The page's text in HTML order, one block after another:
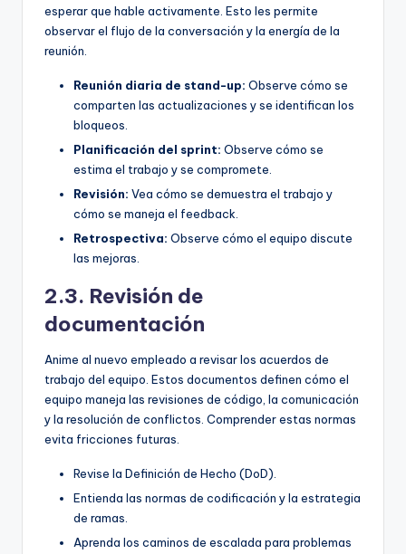
esperar que hable activamente. Esto les permite
observar el flujo de la conversación y la energía de la
reunión.
Reunión diaria de stand-up: Observe cómo se
comparten las actualizaciones y se identifican los
bloqueos.
Planificación del sprint: Observe cómo se
estima el trabajo y se compromete.
Revisión: Vea cómo se demuestra el trabajo y
cómo se maneja el feedback.
Retrospectiva: Observe cómo el equipo discute
las mejoras.
2.3. Revisión de
documentación
Anime al nuevo empleado a revisar los acuerdos de
trabajo del equipo. Estos documentos definen cómo el
equipo maneja las revisiones de código, la comunicación
y la resolución de conflictos. Comprender estas normas
evita fricciones futuras.
Revise la Definición de Hecho (DoD).
Entienda las normas de codificación y la estrategia
de ramas.
Aprenda los caminos de escalada para problemas